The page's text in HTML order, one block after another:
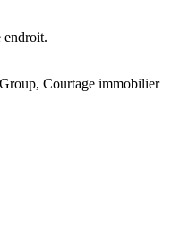
endroit.
Courtage immobilier